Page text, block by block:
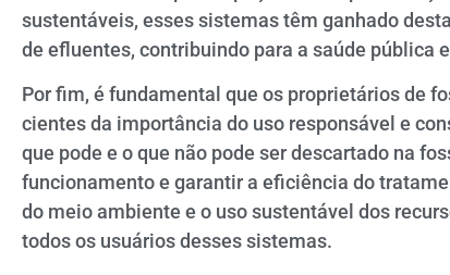
sustentáveis, esses sistemas têm ganhado
de efluentes, contribuindo para a saúde pública
Por fim, é fundamental que os proprietários de
cientes da importância do uso responsável e
que pode e o que não pode ser descartado na
funcionamento e garantir a eficiência do
do meio ambiente e o uso sustentável dos
todos os usuários desses sistemas.